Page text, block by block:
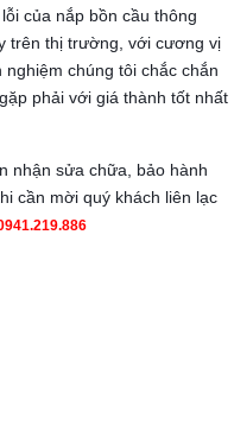
của nắp bồn cầu thông
trên thị trường, với cương vị
chúng tôi chắc chắn
phải với giá thành tốt nhất
nhận sửa chữa, bảo hành
cần mời quý khách liên lạc